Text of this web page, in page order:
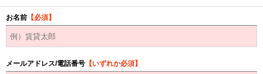
お名前 【必須】
メールアドレス/電話番号 【いずれか必須】